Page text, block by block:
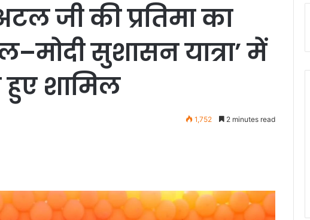
जी की प्रतिमा का
सुशासन यात्रा’ में
हुए शामिल
1,752 2 minutes read